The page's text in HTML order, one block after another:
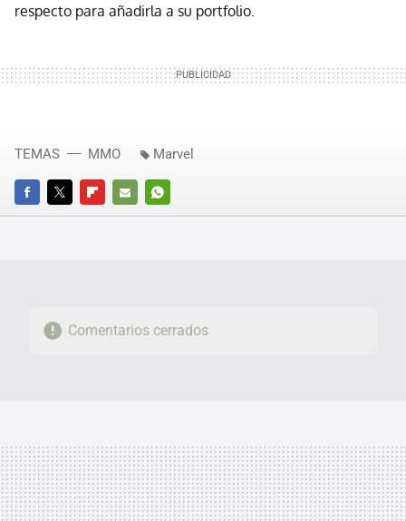
respecto para añadirla a su portfolio.
FACEBOOKTWITTERFLIPBOARD
E-
WHATSAPP
TEMAS MMO Marvel
Comentarios cerrados